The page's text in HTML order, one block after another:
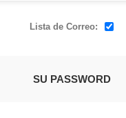
Lista de Correo:
SU PASSWORD